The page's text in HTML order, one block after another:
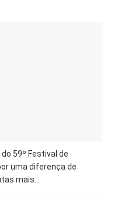
59º Festival de
uma diferença de
mais...